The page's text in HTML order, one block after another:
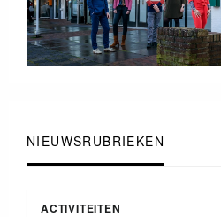
NIEUWSRUBRIEKEN
ACTIVITEITEN